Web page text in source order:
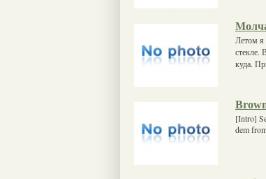
Летом я
стекле.
куда.
[Intro]
dem